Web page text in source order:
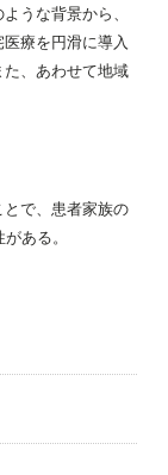
うな背景から、
療を円滑に導入
、あわせて地域
で、患者家族の
ある。